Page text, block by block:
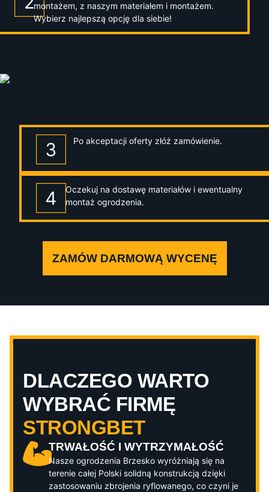
montażem, z naszym materiałem i montażem.
Wybierz najlepszą opcję dla siebie!
Po akceptacji oferty złóż zamówienie.
Oczekuj na dostawę materiałów i ewentualny
montaż ogrodzenia.
ZAMÓW DARMOWĄ WYCENĘ
DLACZEGO WARTO
WYBRAĆ FIRMĘ
STRONGBET
TRWAŁOŚĆ I WYTRZYMAŁOŚĆ
Nasze ogrodzenia Brzesko wyróżniają się na
terenie całej Polski solidną konstrukcją dzięki
zastosowaniu zbrojenia ryflowanego, co czyni je